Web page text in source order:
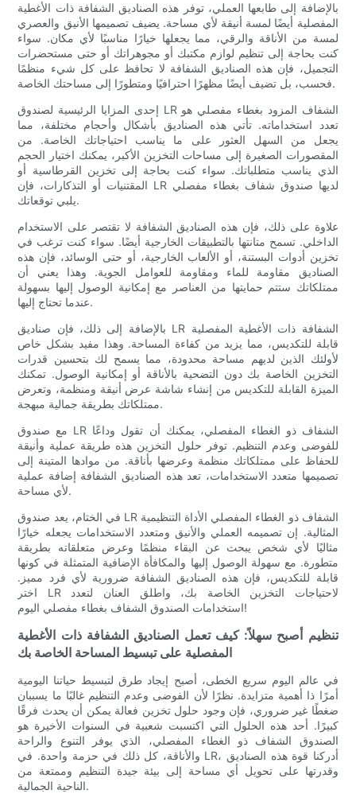
بالإضافة إلى طابعها العملي، توفر هذه الصناديق الشفافة ذات الأغطية
المفصلية أيضًا لمسة أنيقة لأي مساحة. يضيف تصميمها الأنيق والعصري
لمسة من الأناقة والرقي، مما يجعلها خيارًا مناسبًا لأي مكان. سواء
كنت بحاجة إلى تنظيم لوازم مكتبك أو مجوهراتك أو حتى مستحضرات
التجميل، فإن هذه الصناديق الشفافة لا تحافظ على كل شيء منظمًا
فحسب، بل تضيف أيضًا مظهرًا احترافيًا ومتطورًا إلى مساحتك الخاصة.
إحدى المزايا الرئيسية لصندوق LR الشفاف المزود بغطاء مفصلي هو
تعدد استخداماته. تأتي هذه الصناديق بأشكال وأحجام مختلفة، مما
يجعل من السهل العثور على ما يناسب احتياجاتك الخاصة. من
المقصورات الصغيرة إلى مساحات التخزين الأكبر، يمكنك اختيار الحجم
الذي يناسب متطلباتك. سواء كنت بحاجة إلى تخزين القرطاسية أو
المقتنيات أو التذكارات، فإن LR لديها صندوق شفاف بغطاء مفصلي
يلبي توقعاتك.
علاوة على ذلك، فإن هذه الصناديق الشفافة لا تقتصر على الاستخدام
الداخلي. تسمح متانتها بالتطبيقات الخارجية أيضًا. سواء كنت ترغب في
تخزين أدوات البستنة، أو الألعاب الخارجية، أو حتى الوسائد، فإن هذه
الصناديق مقاومة للماء ومقاومة للعوامل الجوية. وهذا يعني أن
ممتلكاتك ستتم حمايتها من العناصر مع إمكانية الوصول إليها بسهولة
عندما تحتاج إليها.
بالإضافة إلى ذلك، فإن صناديق LR الشفافة ذات الأغطية المفصلية
قابلة للتكديس، مما يزيد من كفاءة المساحة. وهذا مفيد بشكل خاص
لأولئك الذين لديهم مساحة محدودة، مما يسمح لك بتحسين قدرات
التخزين الخاصة بك دون التضحية بالأناقة أو إمكانية الوصول. تمكنك
الميزة القابلة للتكديس من إنشاء شاشة عرض أنيقة ومنظمة، وتعرض
ممتلكاتك بطريقة جمالية مبهجة.
مع صندوق LR الشفاف ذو الغطاء المفصلي، يمكنك أن تقول وداعًا
للفوضى وعدم التنظيم. توفر حلول التخزين هذه طريقة عملية وأنيقة
للحفاظ على ممتلكاتك منظمة وعرضها بأناقة. من موادها المتينة إلى
تصميمها متعدد الاستخدامات، تعد هذه الصناديق الشفافة إضافة عملية
لأي مساحة.
في الختام، يعد صندوق LR الشفاف ذو الغطاء المفصلي الأداة التنظيمية
المثالية. إن تصميمه العملي والأنيق ومتعدد الاستخدامات يجعله خيارًا
مثاليًا لأي شخص يبحث عن البقاء منظمًا وعرض متعلقاته بطريقة
متطورة. مع سهولة الوصول إليها والمكافأة الإضافية المتمثلة في كونها
قابلة للتكديس، فإن هذه الصناديق الشفافة ضرورية لأي فرد مميز.
اختر LR لاحتياجات التخزين الخاصة بك، واطلق العنان لتعدد
استخدامات الصندوق الشفاف بغطاء مفصلي اليوم!
تنظيم أصبح سهلاً: كيف تعمل الصناديق الشفافة ذات الأغطية
المفصلية على تبسيط المساحة الخاصة بك
في عالم اليوم سريع الخطى، أصبح إيجاد طرق لتبسيط حياتنا اليومية
أمرًا ذا أهمية متزايدة. نظرًا لأن الفوضى وعدم التنظيم غالبًا ما يسببان
ضغطًا غير ضروري، فإن وجود حلول تخزين فعالة يمكن أن يحدث فرقًا
كبيرًا. أحد هذه الحلول التي اكتسبت شعبية في السنوات الأخيرة هو
الصندوق الشفاف ذو الغطاء المفصلي، الذي يوفر التنوع والراحة
والأناقة، كل ذلك في حزمة واحدة. في LR، أدركنا قوة هذه الصناديق
وقدرتها على تحويل أي مساحة إلى بيئة جيدة التنظيم وممتعة من
الناحية الجمالية.